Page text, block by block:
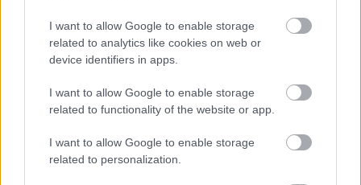
I want to allow Google to enable storage
related to analytics like cookies on web or
device identifiers in apps.
I want to allow Google to enable storage
related to functionality of the website or app.
I want to allow Google to enable storage
related to personalization.
Balf világhírű Kastélyszállója